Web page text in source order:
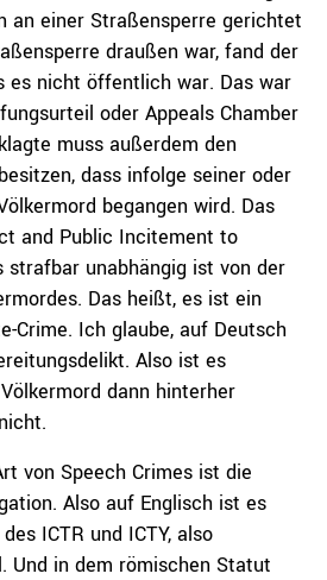
an einer Straßensperre gerichtet
draußen war, fand der
es nicht öffentlich war. Das war
oder Appeals Chamber
muss außerdem den
dass infolge seiner oder
begangen wird. Das
and Public Incitement to
strafbar unabhängig ist von der
Das heißt, es ist ein
Crime. Ich glaube, auf Deutsch
Also ist es
dann hinterher
von Speech Crimes ist die
Also auf Englisch ist es
ICTR und ICTY, also
Und in dem römischen Statut